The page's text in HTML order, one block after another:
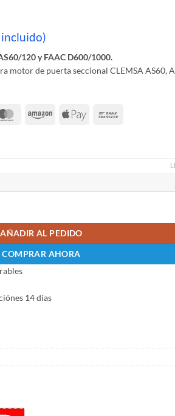
120 y FAAC D600/1000.
motor de puerta seccional CLEMSA AS60,
120 y FAAC D600/1000 cantidad
AÑADIR AL PEDIDO
COMPRAR AHORA
14 días